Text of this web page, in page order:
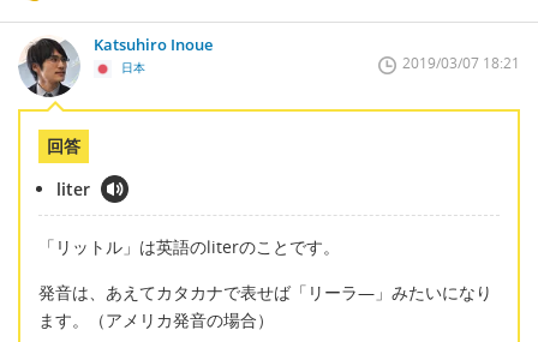
Katsuhiro Inoue
日本 2019/03/07 18:21
回答
liter
「リットル」は英語のliterのことです。
発音は、あえてカタカナで表せば「リーラ―」みたいになり
ます。（アメリカ発音の場合）